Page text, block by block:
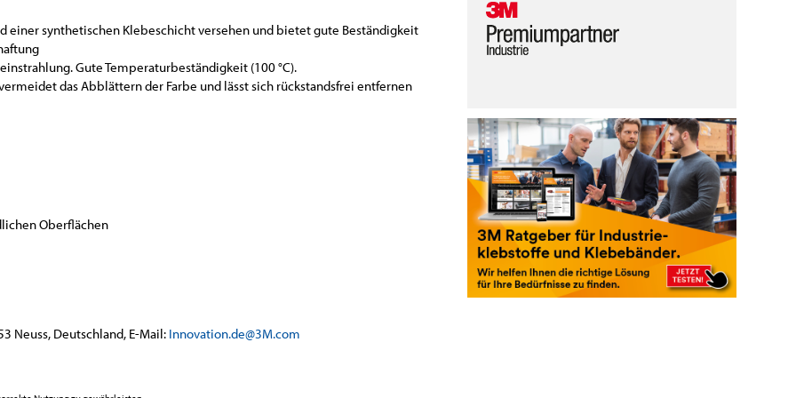
einer synthetischen Klebeschicht versehen und bietet gute Beständigkeit
Gute Temperaturbeständigkeit (100 °C).
das Abblättern der Farbe und lässt sich rückstandsfrei entfernen
Oberflächen
Neuss, Deutschland, E-Mail: Innovation.de@3M.com